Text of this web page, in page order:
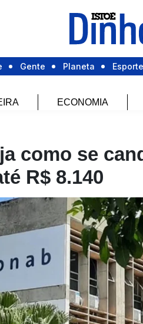
Gente Planeta
ECONOMIA
como se
R$ 8.140